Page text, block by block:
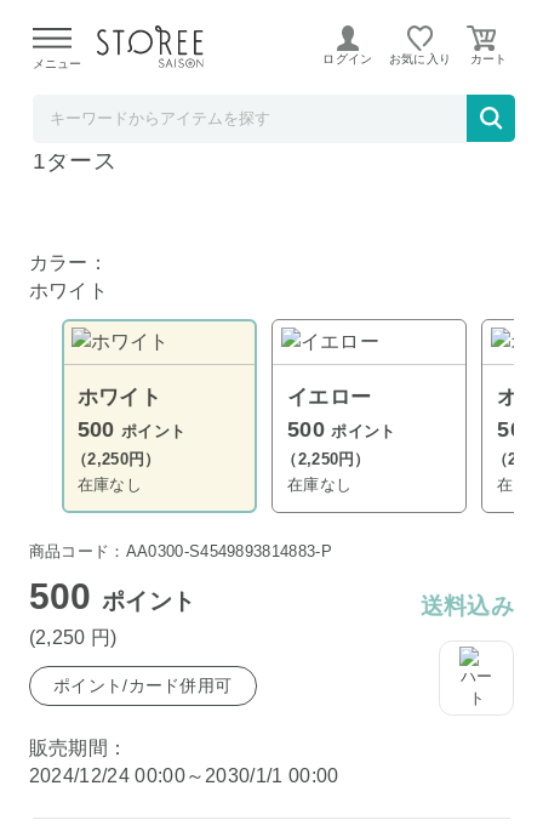
よる配送遅延が発生しております。
メニュー ログイン お気に入り
本間ゴルフ D1 ゴルフボール 2024 ホワイト
1ダース
カラー：
ホワイト
ホワイト
500ポイント
（2,250円）
在庫なし
イエロー
500ポイント
（2,250円）
在庫なし
オ
500
（
在庫
商品コード：AA0300-S4549893814883-P
500ポイント
(2,250 円)
送料込み
ポイント/カード併用可
販売期間：
2024/12/24 00:00～2030/1/1 00:00